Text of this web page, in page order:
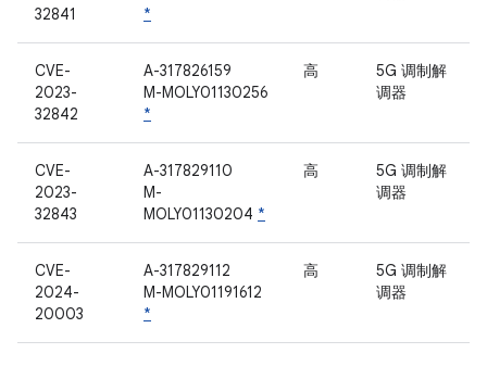
32841
*
CVE-
2023-
32842
A-317826159
M-MOLY01130256
*
高
5G 调制解
调器
CVE-
2023-
32843
A-317829110
M-
MOLY01130204 *
高
5G 调制解
调器
CVE-
2024-
20003
A-317829112
M-MOLY01191612
*
高
5G 调制解
调器